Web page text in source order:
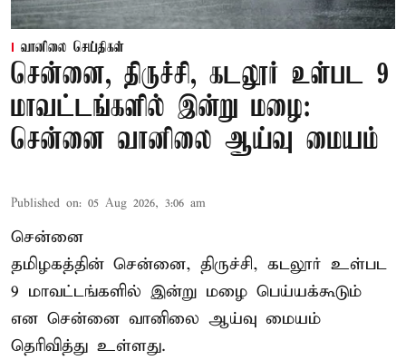
வானிலை செய்திகள்
சென்னை, திருச்சி, கடலூர் உள்பட 9
மாவட்டங்களில் இன்று மழை:
சென்னை வானிலை ஆய்வு மையம்
Published on: 05 Aug 2026, 3:06 am
சென்னை
தமிழகத்தின் சென்னை, திருச்சி, கடலூர் உள்பட
9 மாவட்டங்களில் இன்று மழை பெய்யக்கூடும்
என சென்னை வானிலை ஆய்வு மையம்
தெரிவித்து உள்ளது.